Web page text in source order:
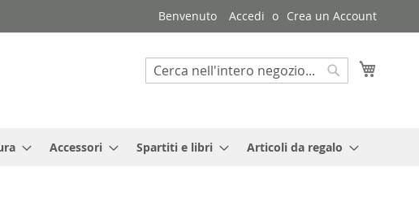
Benvenuto Accedi Crea un Account
Search
Accessori Spartiti e libri Articoli da regalo